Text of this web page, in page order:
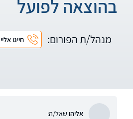
בהוצאה לפועל
מנהל/ת הפורום: חייגו אליי
אליהושאל/ה: